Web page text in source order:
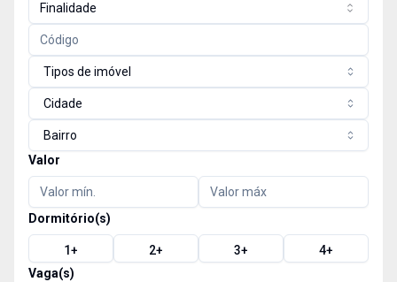
Finalidade
Tipos de imóvel
Cidade
Bairro
Valor
Dormitório(s)
1+ 2+ 3+ 4+
Vaga(s)